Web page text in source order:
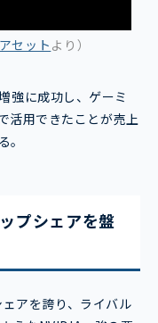
セット より）
強に成功し、ゲーミ
活用できたことが売上
プシェアを盤
アを誇り、ライバル